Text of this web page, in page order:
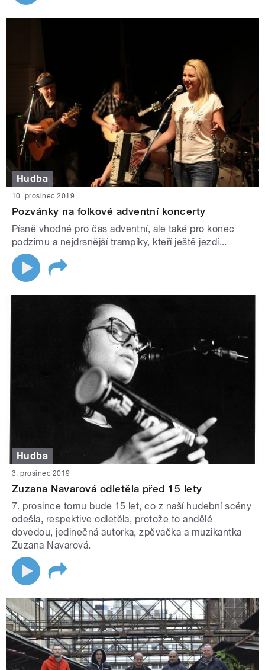
Hudba
10. prosinec 2019
Pozvánky na folkové adventní koncerty
Písně vhodné pro čas adventní, ale také pro konec
podzimu a nejdrsnější trampíky, kteří ještě jezdí...
Hudba
3. prosinec 2019
Zuzana Navarová odletěla před 15 lety
7. prosince tomu bude 15 let, co z naší hudební scény
odešla, respektive odletěla, protože to andělé
dovedou, jedinečná autorka, zpěvačka a muzikantka
Zuzana Navarová.